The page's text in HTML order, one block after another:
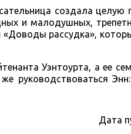
создала целую
и малодушных,
рассудка»,
Уэнтоурта, а ее
руководствоваться
Дата